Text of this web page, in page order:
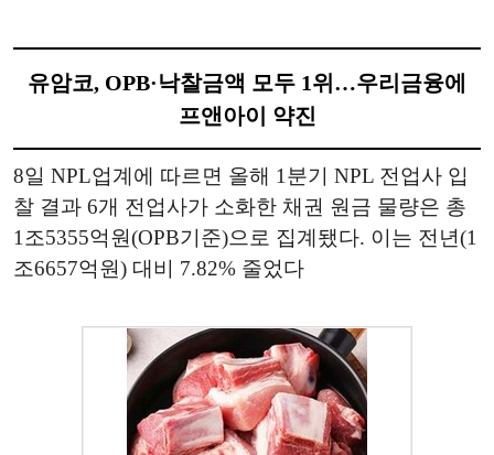
유암코, OPB·낙찰금액 모두 1위…우리금융에
프앤아이 약진
8일 NPL업계에 따르면 올해 1분기 NPL 전업사 입
찰 결과 6개 전업사가 소화한 채권 원금 물량은 총
1조5355억원(OPB기준)으로 집계됐다. 이는 전년(1
조6657억원) 대비 7.82% 줄었다